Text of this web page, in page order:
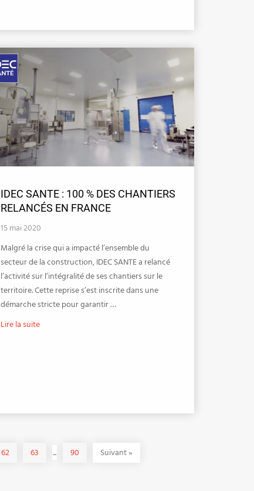
IDEC SANTE : 100 % DES CHANTIERS
RELANCÉS EN FRANCE
15 mai 2020
Malgré la crise qui a impacté l’ensemble du
secteur de la construction, IDEC SANTE a relancé
l’activité sur l’intégralité de ses chantiers sur le
territoire. Cette reprise s’est inscrite dans une
démarche stricte pour garantir …
Lire la suite
62 63 ... 90 Suivant»